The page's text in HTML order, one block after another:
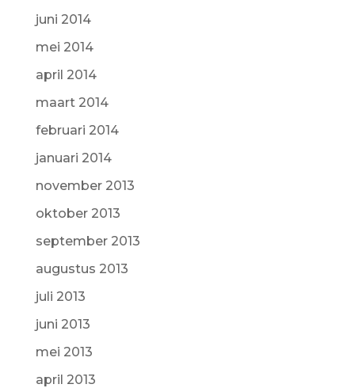
juni 2014
mei 2014
april 2014
maart 2014
februari 2014
januari 2014
november 2013
oktober 2013
september 2013
augustus 2013
juli 2013
juni 2013
mei 2013
april 2013